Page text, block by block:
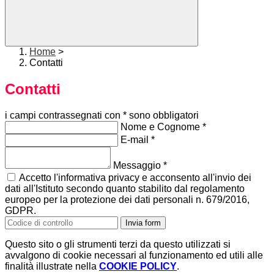
Home >
Contatti
Contatti
i campi contrassegnati con * sono obbligatori
Nome e Cognome *
E-mail *
Messaggio *
Accetto l'informativa privacy e acconsento all'invio dei
dati all'Istituto secondo quanto stabilito dal regolamento
europeo per la protezione dei dati personali n. 679/2016,
GDPR.
Invia form
Questo sito o gli strumenti terzi da questo utilizzati si
avvalgono di cookie necessari al funzionamento ed utili alle
finalità illustrate nella COOKIE POLICY.